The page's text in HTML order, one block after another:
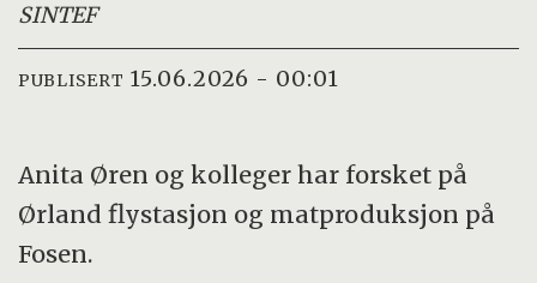
SINTEF
PUBLISERT 15.06.2026 - 00:01
Anita Øren og kolleger har forsket på
Ørland flystasjon og matproduksjon på
Fosen.